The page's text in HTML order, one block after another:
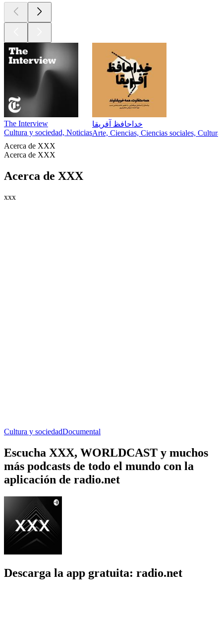
The Interview
Cultura y sociedad, Noticias
خداحافظ آفریقا
Arte, Ciencias, Ciencias sociales,
Acerca de XXX
Acerca de XXX
Acerca de XXX
xxx
Cultura y sociedadDocumental
Escucha XXX, WORLDCAST y muchos
más podcasts de todo el mundo con la
aplicación de radio.net
Descarga la app gratuita: radio.net